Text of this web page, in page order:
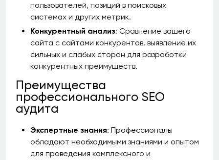
пользователей, позиций в поисковых
системах и других метрик.
Конкурентный анализ: Сравнение вашего
сайта с сайтами конкурентов, выявление их
сильных и слабых сторон для разработки
конкурентных преимуществ.
Преимущества
профессионального SEO
аудита
Экспертные знания: Профессионалы
обладают необходимыми знаниями и опытом
для проведения комплексного и